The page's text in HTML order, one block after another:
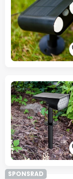
SPONSRAD